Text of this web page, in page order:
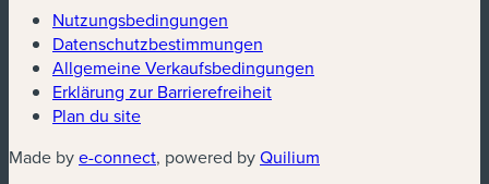
Nutzungsbedingungen
Datenschutzbestimmungen
Allgemeine Verkaufsbedingungen
Erklärung zur Barrierefreiheit
Plan du site
Made bye-connect(neues Fenster)
, powered byQuilium